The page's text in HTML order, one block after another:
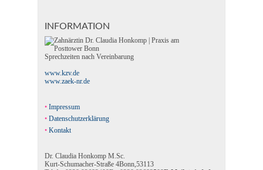
INFORMATION
Sprechzeiten nach Vereinbarung
www.kzv.de
www.zaek-nr.de
Impressum
Datenschutzerklärung
Kontakt
Dr. Claudia Honkomp M.Sc.
Kurt-Schumacher-Straße 4Bonn,53113